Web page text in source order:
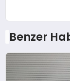
Benzer